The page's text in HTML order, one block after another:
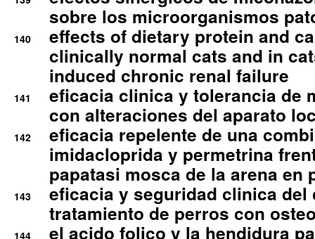
sobre los microorganismos
140
effects of dietary protein and
clinically normal cats and in
induced chronic renal failure
141
eficacia clinica y tolerancia de
con alteraciones del aparato
142
eficacia repelente de una
imidacloprida y permetrina
papatasi mosca de la arena en
143
eficacia y seguridad clinica del
tratamiento de perros con
144
el acido folico y la hendidura